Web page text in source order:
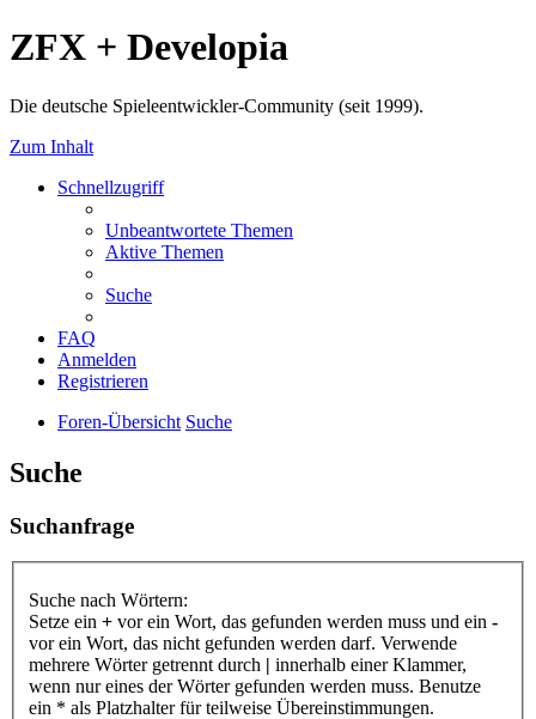
ZFX + Developia
Die deutsche Spieleentwickler-Community (seit 1999).
Zum Inhalt
Schnellzugriff
Unbeantwortete Themen
Aktive Themen
Suche
FAQ
Anmelden
Registrieren
Foren-Übersicht Suche
Suche
Suchanfrage
Suche nach Wörtern:
Setze ein + vor ein Wort, das gefunden werden muss und ein -
vor ein Wort, das nicht gefunden werden darf. Verwende
mehrere Wörter getrennt durch | innerhalb einer Klammer,
wenn nur eines der Wörter gefunden werden muss. Benutze
ein * als Platzhalter für teilweise Übereinstimmungen.